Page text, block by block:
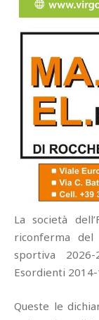
La società
riconferma del
sportiva
Esordienti 2014-
Queste le